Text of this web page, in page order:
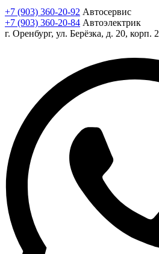
+7 (903) 360-20-92 Автосервис
+7 (903) 360-20-84 Автоэлектрик
г. Оренбург, ул. Берёзка, д. 20, корп. 2